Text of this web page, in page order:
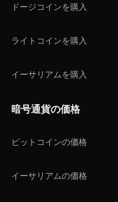
ドージコインを購入
ライトコインを購入
イーサリアムを購入
暗号通貨の価格
ビットコインの価格
イーサリアムの価格